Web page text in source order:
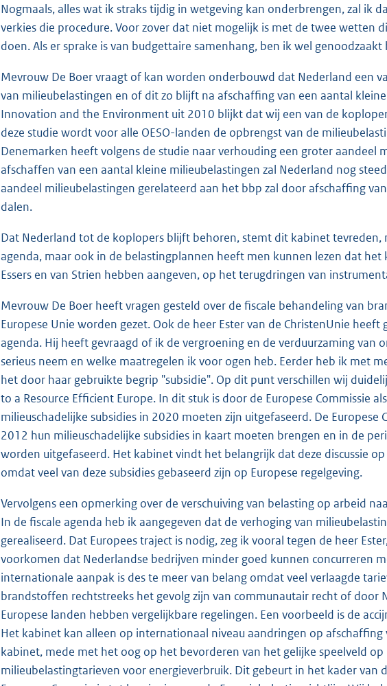
Nogmaals, alles wat ik straks tijdig in wetgeving kan onderbrengen, zal ik
verkies die procedure. Voor zover dat niet mogelijk is met de twee wetten
doen. Als er sprake is van budgettaire samenhang, ben ik wel
Mevrouw De Boer vraagt of kan worden onderbouwd dat Nederland een
van milieubelastingen en of dit zo blijft na afschaffing van een aantal
Innovation and the Environment uit 2010 blijkt dat wij een van de
deze studie wordt voor alle OESO-landen de opbrengst van de
Denemarken heeft volgens de studie naar verhouding een groter aandeel
afschaffen van een aantal kleine milieubelastingen zal Nederland nog
aandeel milieubelastingen gerelateerd aan het bbp zal door afschaffing
dalen.
Dat Nederland tot de koplopers blijft behoren, stemt dit kabinet tevreden,
agenda, maar ook in de belastingplannen heeft men kunnen lezen dat het
Essers en van Strien hebben aangeven, op het terugdringen van
Mevrouw De Boer heeft vragen gesteld over de fiscale behandeling van
Europese Unie worden gezet. Ook de heer Ester van de ChristenUnie
agenda. Hij heeft gevraagd of ik de vergroening en de verduurzaming van
serieus neem en welke maatregelen ik voor ogen heb. Eerder heb ik met
het door haar gebruikte begrip "subsidie". Op dit punt verschillen wij
to a Resource Efficient Europe. In dit stuk is door de Europese Commissie
milieuschadelijke subsidies in 2020 moeten zijn uitgefaseerd. De
2012 hun milieuschadelijke subsidies in kaart moeten brengen en in de
worden uitgefaseerd. Het kabinet vindt het belangrijk dat deze discussie
omdat veel van deze subsidies gebaseerd zijn op Europese regelgeving.
Vervolgens een opmerking over de verschuiving van belasting op arbeid
In de fiscale agenda heb ik aangegeven dat de verhoging van
gerealiseerd. Dat Europees traject is nodig, zeg ik vooral tegen de heer
voorkomen dat Nederlandse bedrijven minder goed kunnen concurreren
internationale aanpak is des te meer van belang omdat veel verlaagde
brandstoffen rechtstreeks het gevolg zijn van communautair recht of door
Europese landen hebben vergelijkbare regelingen. Een voorbeeld is de
Het kabinet kan alleen op internationaal niveau aandringen op afschaffing
kabinet, mede met het oog op het bevorderen van het gelijke speelveld op
milieubelastingtarieven voor energieverbruik. Dit gebeurt in het kader van